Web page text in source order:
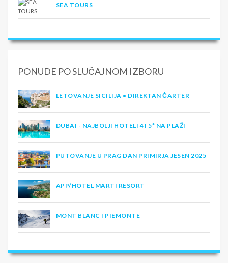
SEA TOURS
PONUDE PO SLUČAJNOM IZBORU
LETOVANJE SICILIJA • DIREKTAN ČARTER
DUBAI - NAJBOLJI HOTELI 4 I 5* NA PLAŽI
PUTOVANJE U PRAG DAN PRIMIRJA JESEN 2025
APP/HOTEL MARTI RESORT
MONT BLANC I PIEMONTE